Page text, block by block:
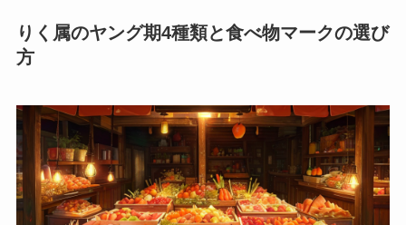
りく属のヤング期4種類と食べ物マークの選び
方